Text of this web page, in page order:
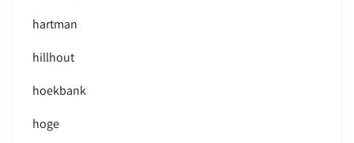
hartman
hillhout
hoekbank
hoge